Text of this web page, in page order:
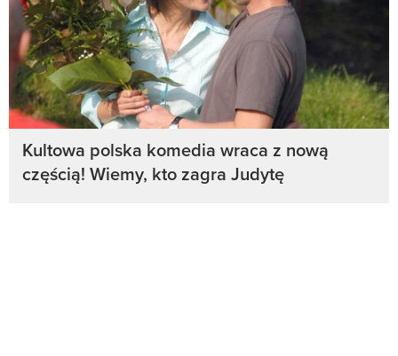
Kultowa polska komedia wraca z nową
częścią! Wiemy, kto zagra Judytę